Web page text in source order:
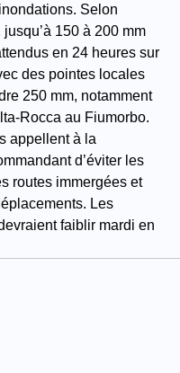
Selon
150 à 200 mm
en 24 heures sur
des pointes locales
250 mm, notamment
Rocca au Fiumorbo.
appellent à la
d’éviter les
routes immergées et
Les
faiblir mardi en